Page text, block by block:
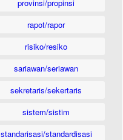
provinsi/propinsi
rapot/rapor
risiko/resiko
sariawan/seriawan
sekretaris/sekertaris
sistem/sistim
standarisasi/standardisasi